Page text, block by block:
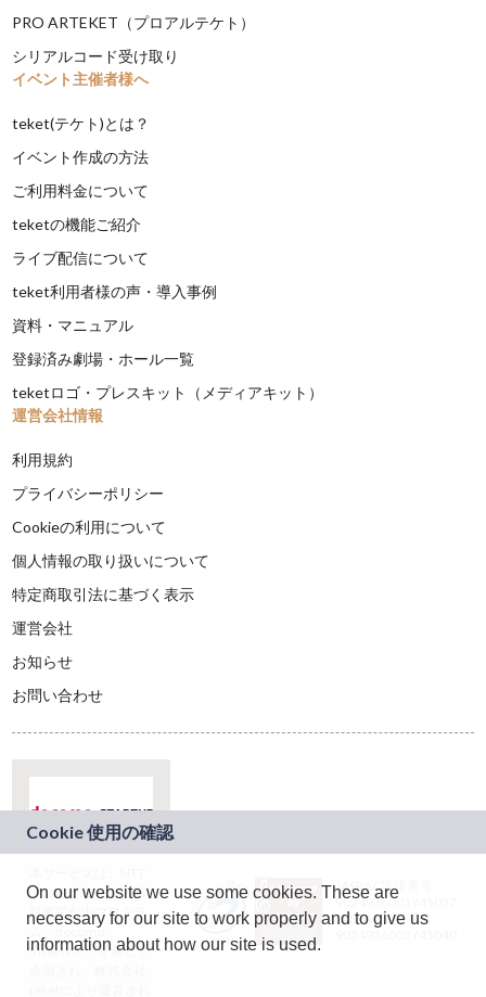
PRO ARTEKET（プロアルテケト）
シリアルコード受け取り
イベント主催者様へ
teket(テケト)とは？
イベント作成の方法
ご利用料金について
teketの機能ご紹介
ライブ配信について
teket利用者様の声・導入事例
資料・マニュアル
登録済み劇場・ホール一覧
teketロゴ・プレスキット（メディアキット）
運営会社情報
利用規約
プライバシーポリシー
Cookieの利用について
個人情報の取り扱いについて
特定商取引法に基づく表示
運営会社
お知らせ
お問い合わせ
ドコモグループの新
規事業創出プログラ
ム「docomo
STARTUP」を通じて
JASRAC許諾番号：
9024936001Y45037
JASRAC許諾番号：
On our website we use some cookies. These are
necessary for our site to work properly and to give us
information about how our site is used.